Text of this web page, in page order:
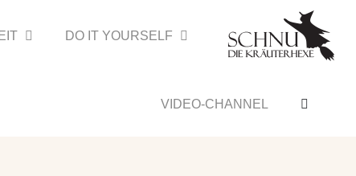
DO IT YOURSELF
VIDEO-CHANNEL